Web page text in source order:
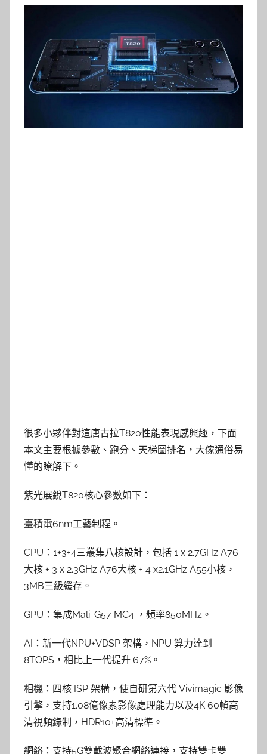
很多小夥伴對這唐古拉T820性能表現感興趣，下面
本文主要根據參數、跑分、天梯圖排名，大傢通俗易
懂的瞭解下。
紫光展銳T820核心參數如下：
臺積電6nm工藝制程。
CPU：1+3+4三叢集八核設計，包括 1 x 2.7GHz A76
大核 + 3 x 2.3GHz A76大核 + 4 x2.1GHz A55小核，
3MB三級緩存。
GPU：集成Mali-G57 MC4 ，頻率850MHz。
AI：新一代NPU+VDSP 架構，NPU 算力達到
8TOPS，相比上一代提升 67%。
相機：四核 ISP 架構，使自研第六代 Vivimagic 影像
引擎，支持1.08億像素影像處理能力以及4K 60幀高
清視頻錄制，HDR10+高清標準。
網絡：支持5G雙載波聚合網絡連接，支持雙卡雙